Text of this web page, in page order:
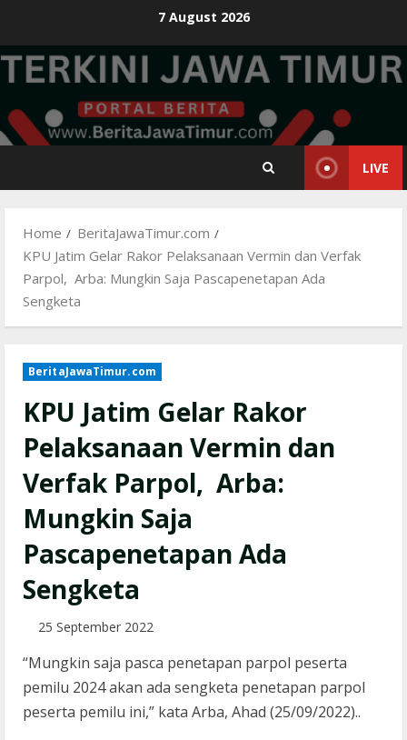
content
7 August 2026
LIVE
Home
BeritaJawaTimur.com
KPU Jatim Gelar Rakor Pelaksanaan Vermin dan Verfak
Parpol, Arba: Mungkin Saja Pascapenetapan Ada
Sengketa
BeritaJawaTimur.com
KPU Jatim Gelar Rakor
Pelaksanaan Vermin dan
Verfak Parpol, Arba:
Mungkin Saja
Pascapenetapan Ada
Sengketa
25 September 2022
“Mungkin saja pasca penetapan parpol peserta
pemilu 2024 akan ada sengketa penetapan parpol
peserta pemilu ini,” kata Arba, Ahad (25/09/2022)..